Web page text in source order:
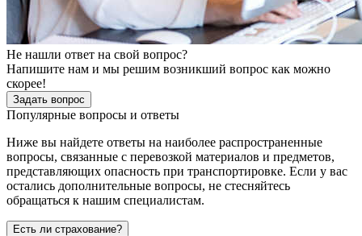
Не нашли ответ на свой вопрос?
Напишите нам и мы решим возникший вопрос как можно
скорее!
Задать вопрос
Популярные вопросы и ответы
Ниже вы найдете ответы на наиболее распространенные
вопросы, связанные с перевозкой материалов и предметов,
представляющих опасность при транспортировке. Если у вас
остались дополнительные вопросы, не стесняйтесь
обращаться к нашим специалистам.
Есть ли страхование?